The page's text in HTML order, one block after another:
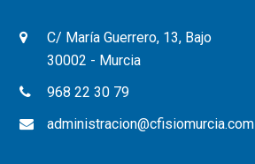
C/ María Guerrero, 13, Bajo
30002 - Murcia
968 22 30 79
administracion@cfisiomurcia.com